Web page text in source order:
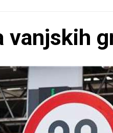
vanjskih